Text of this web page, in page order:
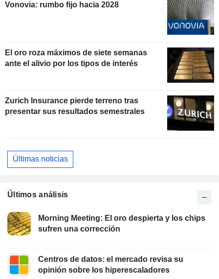
Vonovia: rumbo fijo hacia 2028
El oro roza máximos de siete semanas
ante el alivio por los tipos de interés
Zurich Insurance pierde terreno tras
presentar sus resultados semestrales
Últimas noticias
Últimos análisis
Morning Meeting: El oro despierta y los chips
sufren una corrección
Centros de datos: el mercado revisa su
opinión sobre los hiperescaladores